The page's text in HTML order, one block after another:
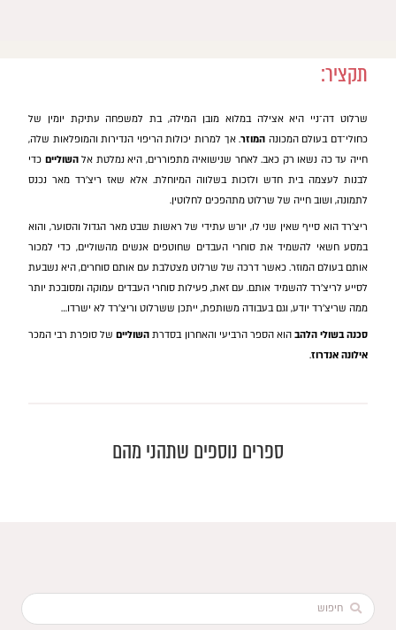
תקציר:
שרלוט דה־ניי היא אצילה במלוא מובן המילה, בת למשפחה עתיקת יומין של
כחולי־דם בעולם המכונה המוזר. אך למרות יכולות הריפוי הנדירות והמופלאות שלה,
חייה עד כה נשאו רק כאב. לאחר שנישואיה מתפוררים, היא נמלטת אלהשוליים כדי
לבנות לעצמה בית חדש ולזכות בשלווה המיוחלת. אלא שאז ריצ'רד מאר נכנס
לתמונה, ושוב חייה של שרלוט מתהפכים לחלוטין.
ריצ'רד הוא סייף שאין שני לו, יורש עתידי של ראשות שבט מאר הגדול והסוער, והוא
במסע חשאי להשמיד את סוחרי העבדים שחוטפים אנשים מהשוליים, כדי למכור
אותם בעולם המוזר. כאשר דרכה של שרלוט מצטלבת עם אותם סוחרים, היא נשבעת
לסייע לריצ'רד להשמיד אותם. עם זאת, פעילות סוחרי העבדים עמוקה ומסובכת יותר
ממה שריצ'רד יודע, וגם בעבודה משותפת, ייתכן ששרלוט וריצ'רד לא ישרדו…
סכנה בשולי הלהב הוא הספר הרביעי והאחרון בסדרת השולייםשל סופרת רבי המכר
אילונה אנדרוז.
ספרים נוספים שתהני מהם
Search